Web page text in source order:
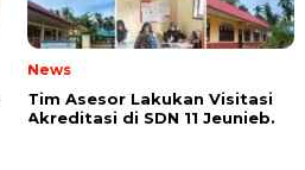
News
Tim Asesor Lakukan Visitasi
Akreditasi di SDN 11 Jeunieb.